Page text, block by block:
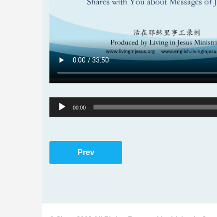
Audio
Player
00:00
Prev